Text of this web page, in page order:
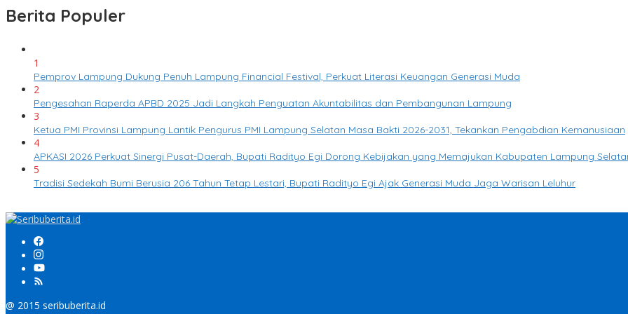
Berita Populer
1
Pemprov Lampung Dukung Penuh Lampung Financial Festival, Perkuat Literasi Keuangan Generasi Muda
2
Pengesahan Raperda APBD 2025 Jadi Langkah Penguatan Akuntabilitas dan Pembangunan Lampung
3
Ketua PMI Provinsi Lampung Lantik Pengurus PMI Lampung Selatan Masa Bakti 2026-2031, Tekankan Pengabdian Kemanusiaan
4
APKASI 2026 Perkuat Sinergi Pusat-Daerah, Bupati Radityo Egi Dorong Kebijakan yang Memajukan Kabupaten Lampung
5
Tradisi Sedekah Bumi Berusia 206 Tahun Tetap Lestari, Bupati Radityo Egi Ajak Generasi Muda Jaga Warisan Leluhur
@ 2015 seribuberita.id